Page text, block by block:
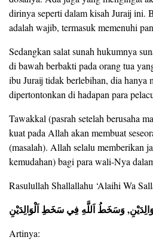
dirinya seperti dalam kisah Juraij ini.
adalah wajib, termasuk memenuhi
Sedangkan salat sunah hukumnya
di bawah berbakti pada orang tua
ibu Juraij tidak berlebihan, dia hanya
dipertontonkan di hadapan para
Tawakkal (pasrah setelah berusaha
kuat pada Allah akan membuat
(masalah). Allah selalu memberikan
kemudahan) bagi para wali-Nya
Rasulullah Shallallahu ‘Alaihi Wa
وَسَخَطُ اَللَّهِ فِي سَخَطِ اَلْوَالِدَيْنِ
Artinya: